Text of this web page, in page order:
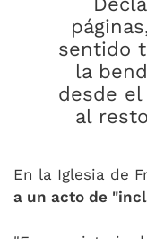
sentido
la
desde el
al
En la Iglesia de
a un acto de